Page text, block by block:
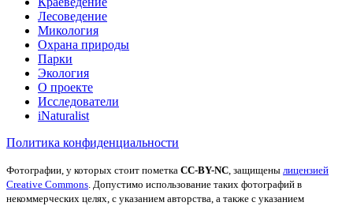
Лесоведение
Микология
Охрана природы
Парки
Экология
О проекте
Исследователи
iNaturalist
Политика конфиденциальности
Фотографии, у которых стоит пометка CC-BY-NC, защищены лицензией
Creative Commons. Допустимо использование таких фотографий в
некоммерческих целях, с указанием авторства, а также с указанием